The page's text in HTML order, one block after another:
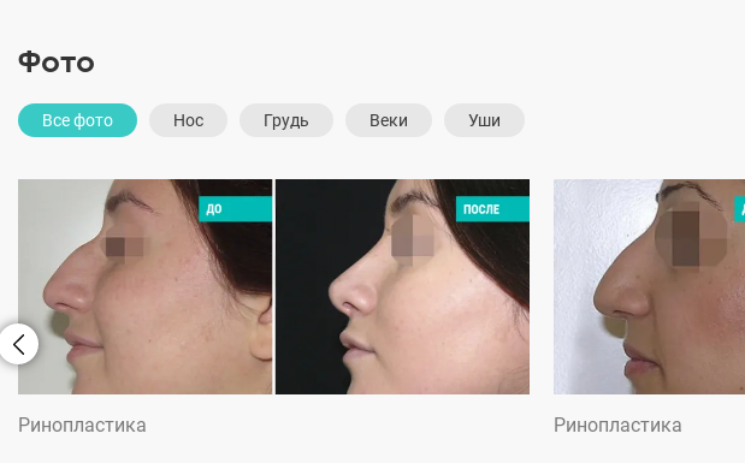
Фото
Все фото Нос Грудь Веки Уши
Ринопластика Ринопластика